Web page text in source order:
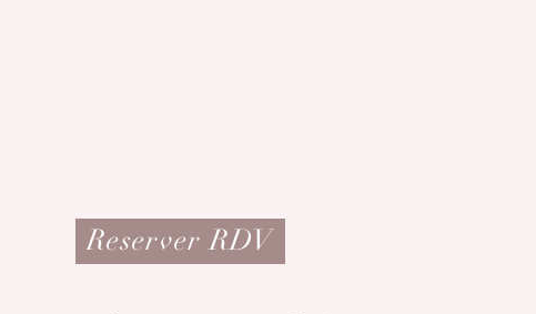
Reserver RDV